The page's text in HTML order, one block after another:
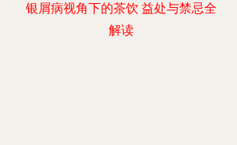
银屑病视角下的茶饮 益处与禁忌全
解读